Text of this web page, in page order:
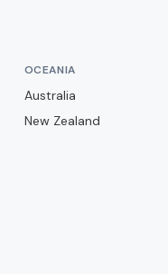
OCEANIA
Australia
New Zealand